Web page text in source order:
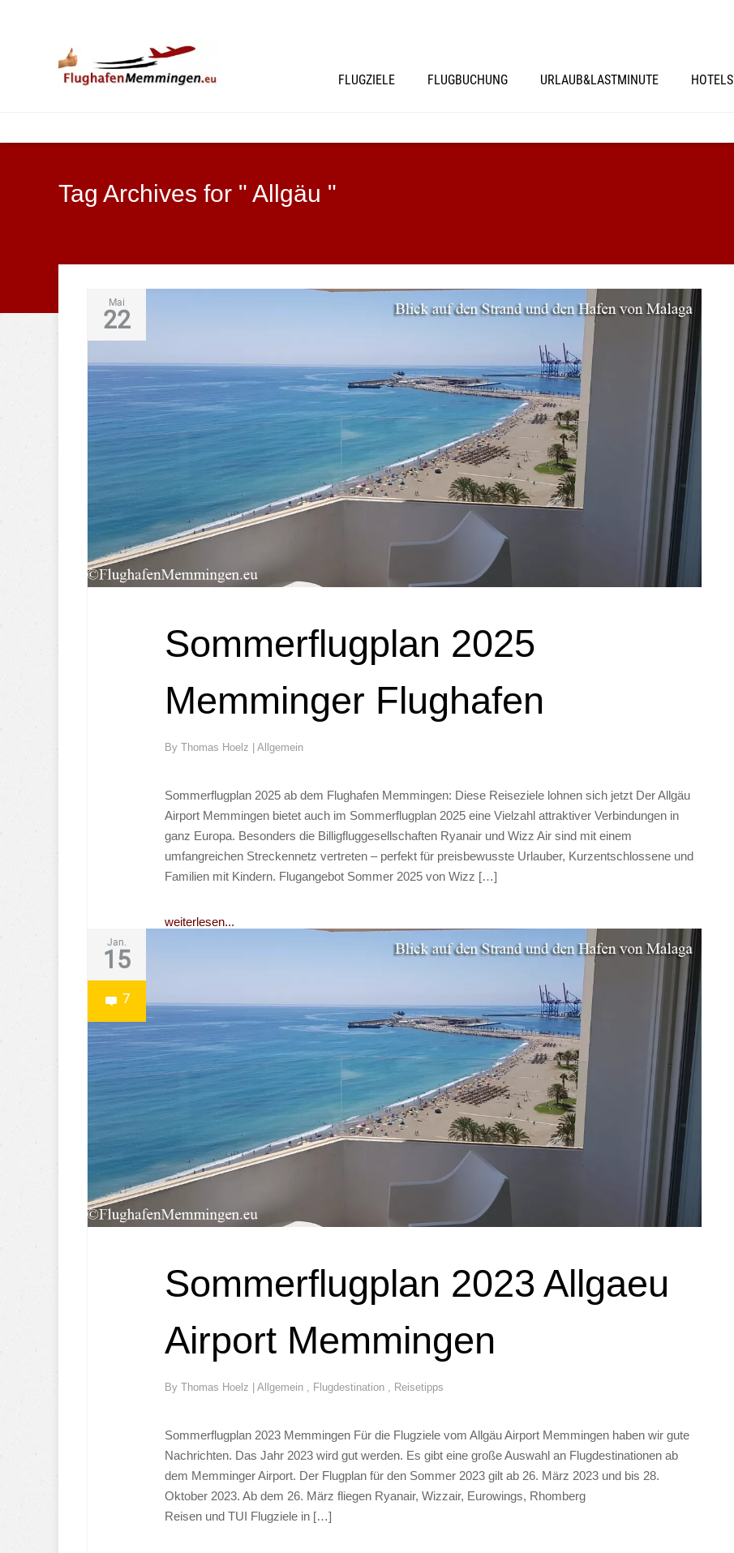
FLUGZIELE FLUGBUCHUNG URLAUB&LASTMINUTE HOTELS
Tag Archives for " Allgäu "
Mai
22
Sommerflugplan 2025
Memminger Flughafen
By Thomas Hoelz Allgemein
Sommerflugplan 2025 ab dem Flughafen Memmingen: Diese Reiseziele lohnen sich jetzt Der Allgäu
Airport Memmingen bietet auch im Sommerflugplan 2025 eine Vielzahl attraktiver Verbindungen in
ganz Europa. Besonders die Billigfluggesellschaften Ryanair und Wizz Air sind mit einem
umfangreichen Streckennetz vertreten – perfekt für preisbewusste Urlauber, Kurzentschlossene und
Familien mit Kindern. Flugangebot Sommer 2025 von Wizz […]
weiterlesen...
Jan.
15
7
Sommerflugplan 2023 Allgaeu
Airport Memmingen
By Thomas Hoelz | Allgemein Flugdestination Reisetipps
Sommerflugplan 2023 Memmingen Für die Flugziele vom Allgäu Airport Memmingen haben wir gute
Nachrichten. Das Jahr 2023 wird gut werden. Es gibt eine große Auswahl an Flugdestinationen ab
dem Memminger Airport. Der Flugplan für den Sommer 2023 gilt ab 26. März 2023 und bis 28.
Oktober 2023. Ab dem 26. März fliegen Ryanair, Wizzair, Eurowings, Rhomberg
Reisen und TUI Flugziele in […]